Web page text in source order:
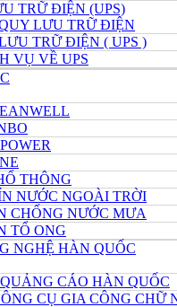
TRỮ ĐIỆN (UPS)
LƯU TRỮ ĐIỆN
TRỮ ĐIỆN ( UPS )
VỤ VỀ UPS
THÔNG
NƯỚC NGOÀI TRỜI
CHỐNG NƯỚC MƯA
TỔ ONG
NGHỆ HÀN QUỐC
CÁO HÀN QUỐC
CỤ GIA CÔNG CHỮ